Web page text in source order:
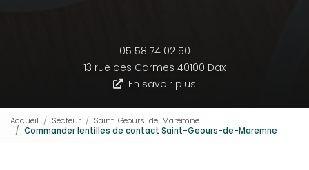
05 58 74 02 50
13 rue des Carmes 40100 Dax
En savoir plus
Accueil Secteur
Saint-Geours-de-Maremne
Commander lentilles de contact Saint-Geours-de-Maremne